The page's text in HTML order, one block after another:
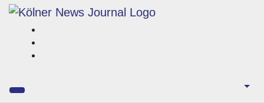
Zum
Inhalt
springen